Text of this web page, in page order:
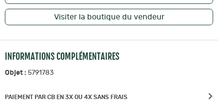
Visiter la boutique du vendeur
INFORMATIONS COMPLÉMENTAIRES
Objet : 5791783
PAIEMENT PAR CB EN 3X OU 4X SANS FRAIS